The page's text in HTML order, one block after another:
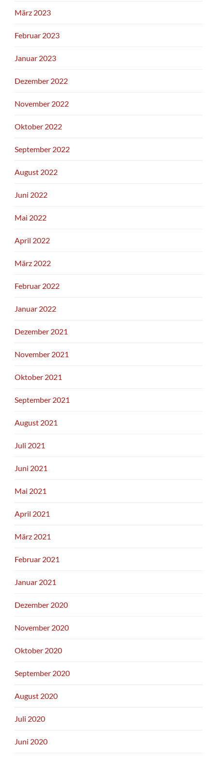
März 2023
Februar 2023
Januar 2023
Dezember 2022
November 2022
Oktober 2022
September 2022
August 2022
Juni 2022
Mai 2022
April 2022
März 2022
Februar 2022
Januar 2022
Dezember 2021
November 2021
Oktober 2021
September 2021
August 2021
Juli 2021
Juni 2021
Mai 2021
April 2021
März 2021
Februar 2021
Januar 2021
Dezember 2020
November 2020
Oktober 2020
September 2020
August 2020
Juli 2020
Juni 2020